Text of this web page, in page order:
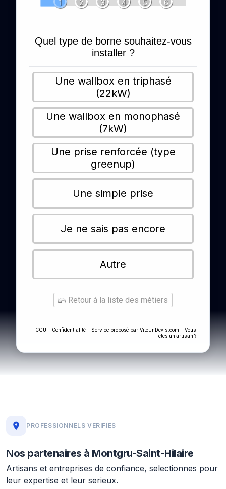
1 2 3 4 5 6
Quel type de borne souhaitez-vous
installer ?
Une wallbox en triphasé
(22kW)
Une wallbox en monophasé
(7kW)
Une prise renforcée (type
greenup)
Une simple prise
Je ne sais pas encore
Autre
Retour à la liste des métiers
CGU - Confidentialité - Service proposé par ViteUnDevis.com - Vous
êtes un artisan ?
PROFESSIONNELS VERIFIES
Nos partenaires à Montgru-Saint-Hilaire
Artisans et entreprises de confiance, selectionnes pour
leur expertise et leur serieux.